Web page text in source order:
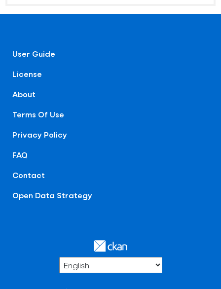
User Guide
License
About
Terms Of Use
Privacy Policy
FAQ
Contact
Open Data Strategy